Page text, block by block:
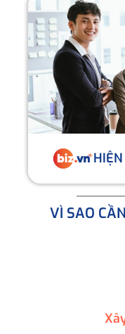
VÌ SAO